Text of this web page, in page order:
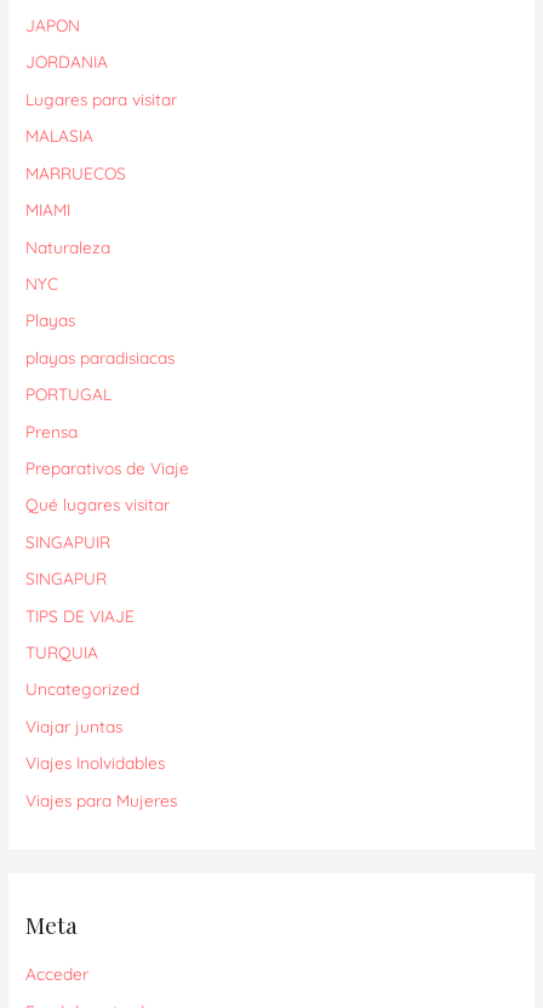
JAPON
JORDANIA
Lugares para visitar
MALASIA
MARRUECOS
MIAMI
Naturaleza
NYC
Playas
playas paradisiacas
PORTUGAL
Prensa
Preparativos de Viaje
Qué lugares visitar
SINGAPUIR
SINGAPUR
TIPS DE VIAJE
TURQUIA
Uncategorized
Viajar juntas
Viajes Inolvidables
Viajes para Mujeres
Meta
Acceder